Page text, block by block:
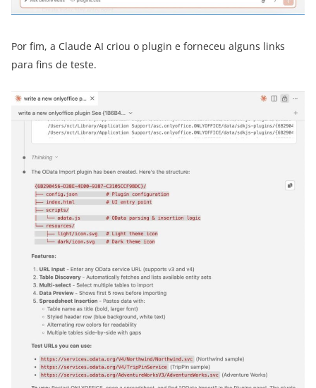
Por fim, a Claude AI criou o plugin e forneceu alguns links
para fins de teste.